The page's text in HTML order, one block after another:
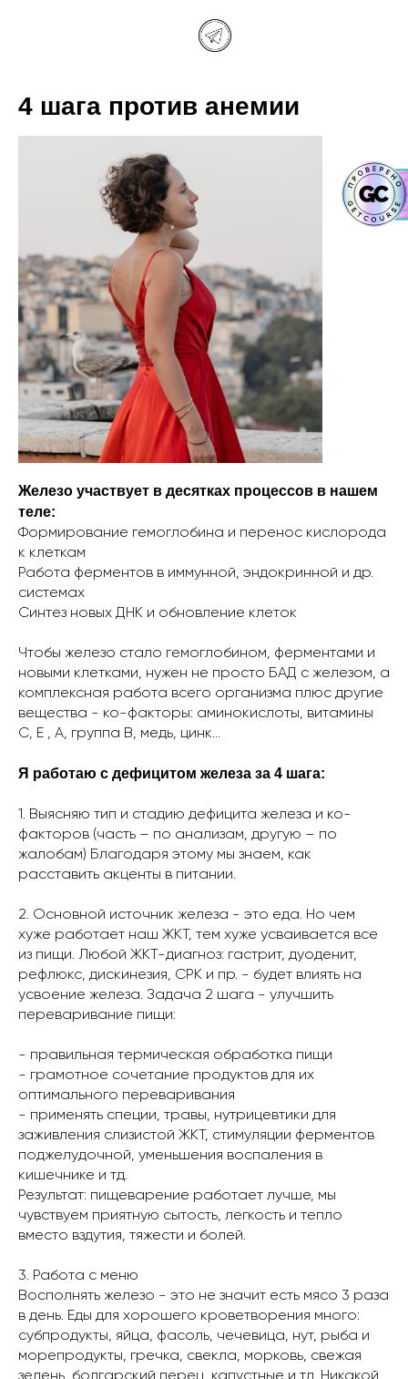
4 шага против анемии
Железо участвует в десятках процессов в нашем
теле:
Формирование гемоглобина и перенос кислорода
к клеткам
Работа ферментов в иммунной, эндокринной и др.
системах
Синтез новых ДНК и обновление клеток
Чтобы железо стало гемоглобином, ферментами и
новыми клетками, нужен не просто БАД с железом, а
комплексная работа всего организма плюс другие
вещества - ко-факторы: аминокислоты, витамины
С, Е , А, группа В, медь, цинк…
Я работаю с дефицитом железа за 4 шага:
1. Выясняю тип и стадию дефицита железа и ко-
факторов (часть – по анализам, другую – по
жалобам) Благодаря этому мы знаем, как
расставить акценты в питании.
2. Основной источник железа - это еда. Но чем
хуже работает наш ЖКТ, тем хуже усваивается все
из пищи. Любой ЖКТ-диагноз: гастрит, дуоденит,
рефлюкс, дискинезия, СРК и пр. - будет влиять на
усвоение железа. Задача 2 шага - улучшить
переваривание пищи:
- правильная термическая обработка пищи
- грамотное сочетание продуктов для их
оптимального переваривания
- применять специи, травы, нутрицевтики для
заживления слизистой ЖКТ, стимуляции ферментов
поджелудочной, уменьшения воспаления в
кишечнике и тд.
Результат: пищеварение работает лучше, мы
чувствуем приятную сытость, легкость и тепло
вместо вздутия, тяжести и болей.
3. Работа с меню
Восполнять железо - это не значит есть мясо 3 раза
в день. Еды для хорошего кроветворения много:
субпродукты, яйца, фасоль, чечевица, нут, рыба и
морепродукты, гречка, свекла, морковь, свежая